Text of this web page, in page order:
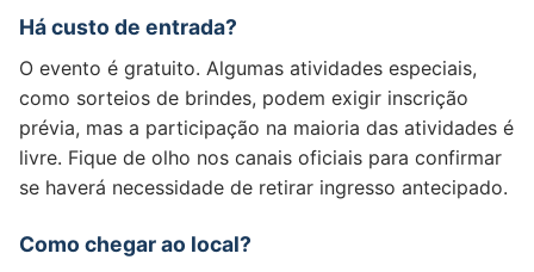
Há custo de entrada?
O evento é gratuito. Algumas atividades especiais,
como sorteios de brindes, podem exigir inscrição
prévia, mas a participação na maioria das atividades é
livre. Fique de olho nos canais oficiais para confirmar
se haverá necessidade de retirar ingresso antecipado.
Como chegar ao local?